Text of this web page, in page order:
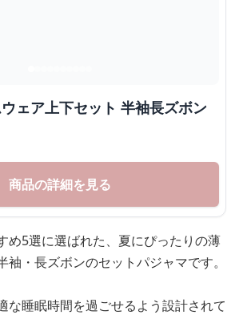
ェア上下セット 半袖長ズボン
商品の詳細を見る
め5選に選ばれた、夏にぴったりの薄
袖・長ズボンのセットパジャマです。
な睡眠時間を過ごせるよう設計されて